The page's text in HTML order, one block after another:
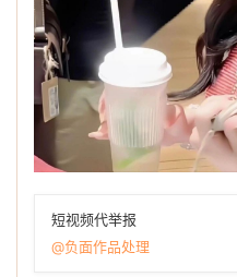
短视频代举报
@负面作品处理